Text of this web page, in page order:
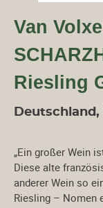
Van
Riesling
Deutschland,
„Ein großer Wein
Diese alte
anderer Wein so
Riesling – Nomen